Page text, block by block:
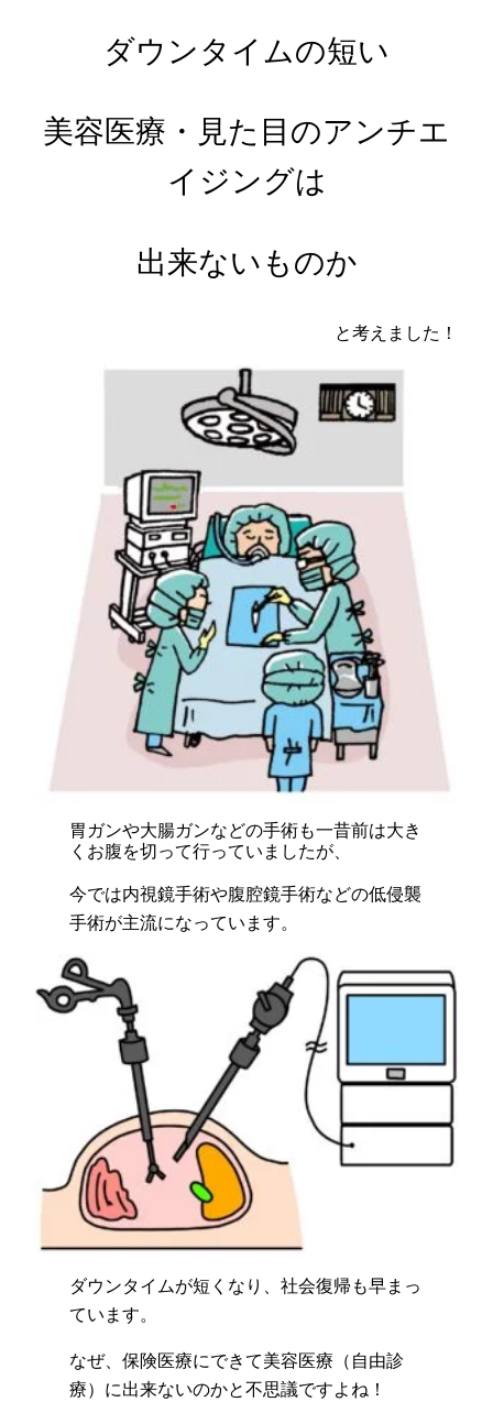
ダウンタイムの短い
美容医療・見た目のアンチエ
イジングは
出来ないものか
と考えました！
胃ガンや大腸ガンなどの手術も一昔前は大き
くお腹を切って行っていましたが、
今では内視鏡手術や腹腔鏡手術などの低侵襲
手術が主流になっています。
ダウンタイムが短くなり、社会復帰も早まっ
ています。
なぜ、保険医療にできて美容医療（自由診
療）に出来ないのかと不思議ですよね！